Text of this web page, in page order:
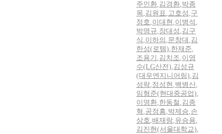
주인환,김경환,박종
목,김원표,고호성 ,구
정호,이대현 ,이병석 ,
박명규,장대성 ,김구
식 ,이하의 ,문창대 ,김
한성(로템),한재준,
조용기 ,김치조,이영
수(LG산전),김성규
(대우엔지니어링),김
성락,정성현 ,백병산,
임형준(현대중공업),
이영환,한동철 ,김종
혁 ,공정흥,박제승,손
상호,배재랑,유승용,
김진현(서울대학교),